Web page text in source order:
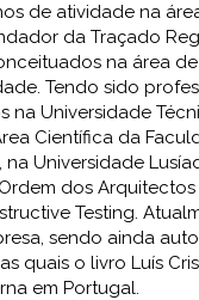
de atividade na
da Traçado
na área
Tendo sido
na Universidade
Científica da
na Universidade
dos
Testing.
sendo ainda
quais o livro Luís
em Portugal.